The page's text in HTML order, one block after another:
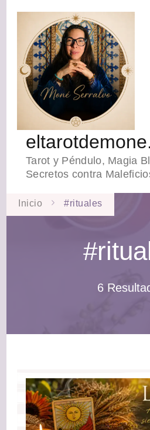
Tarot y Péndulo, Magia
Secretos contra
Inicio #rituales
6